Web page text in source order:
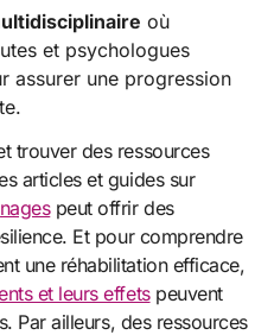
où
et psychologues
assurer une progression
trouver des ressources
articles et guides sur
peut offrir des
Et pour comprendre
une réhabilitation efficace,
et leurs effetspeuvent
Par ailleurs, des ressources